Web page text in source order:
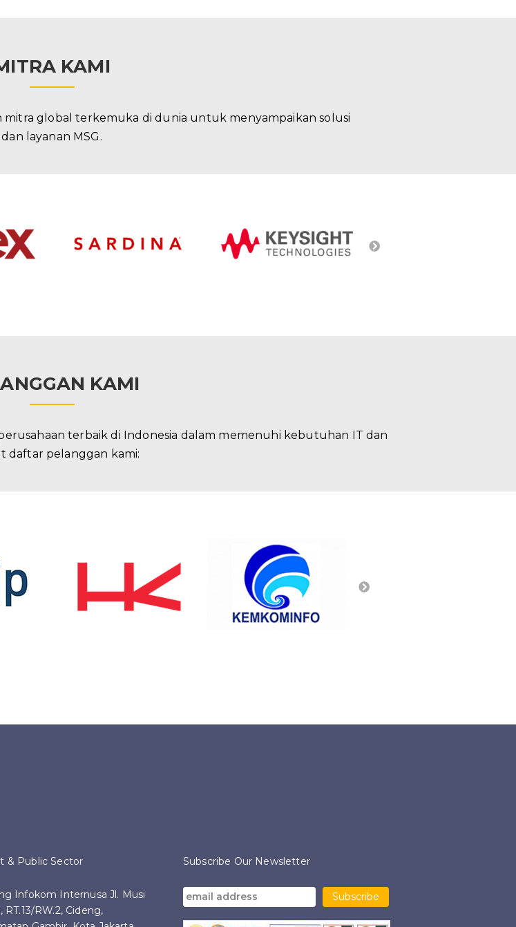
KAMI
mitra global terkemuka di dunia untuk menyampaikan solusi
dan layanan MSG.
KAMI
terbaik di Indonesia dalam memenuhi kebutuhan IT dan
daftar pelanggan kami:
& Public Sector
Infokom Internusa Jl. Musi
RT.13/RW.2, Cideng,
Subscribe Our Newsletter